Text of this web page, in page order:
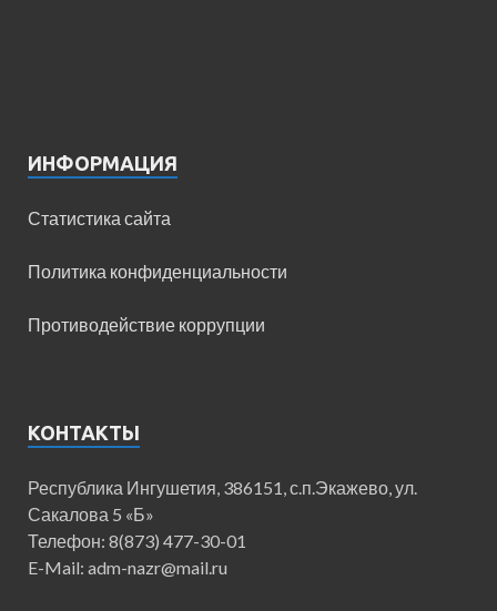
ИНФОРМАЦИЯ
Статистика сайта
Политика конфиденциальности
Противодействие коррупции
КОНТАКТЫ
Республика Ингушетия, 386151, с.п.Экажево, ул.
Сакалова 5 «Б»
Телефон: 8(873) 477-30-01
E-Mail: adm-nazr@mail.ru